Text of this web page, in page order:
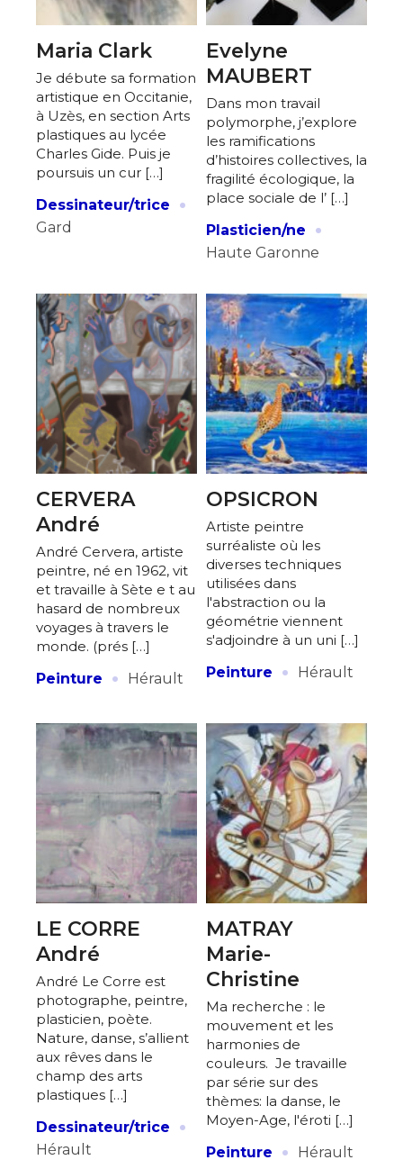
Maria Clark
Je débute sa formation
artistique en Occitanie,
à Uzès, en section Arts
plastiques au lycée
Charles Gide. Puis je
poursuis un cur […]
Dessinateur/trice
·
Gard
Evelyne
MAUBERT
Dans mon travail
polymorphe, j’explore
les ramifications
d’histoires collectives, la
fragilité écologique, la
place sociale de l’ […]
Plasticien/ne
·
Haute Garonne
CERVERA
André
André Cervera, artiste
peintre, né en 1962, vit
et travaille à Sète e t au
hasard de nombreux
voyages à travers le
monde. (prés […]
Peinture
· Hérault
OPSICRON
Artiste peintre
surréaliste où les
diverses techniques
utilisées dans
l'abstraction ou la
géométrie viennent
s'adjoindre à un uni […]
Peinture
· Hérault
LE CORRE
André
André Le Corre est
photographe, peintre,
plasticien, poète.
Nature, danse, s’allient
aux rêves dans le
champ des arts
plastiques […]
Dessinateur/trice
·
Hérault
MATRAY
Marie-
Christine
Ma recherche : le
mouvement et les
harmonies de
couleurs. Je travaille
par série sur des
thèmes: la danse, le
Moyen-Age, l'éroti […]
Peinture
· Hérault